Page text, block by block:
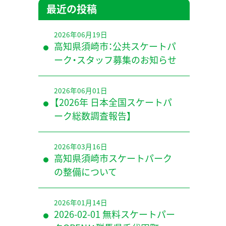
最近の投稿
2026年06月19日
高知県須崎市：公共スケートパ
ーク・スタッフ募集のお知らせ
2026年06月01日
【2026年 日本全国スケートパ
ーク総数調査報告】
2026年03月16日
高知県須崎市スケートパーク
の整備について
2026年01月14日
2026-02-01 無料スケートパー